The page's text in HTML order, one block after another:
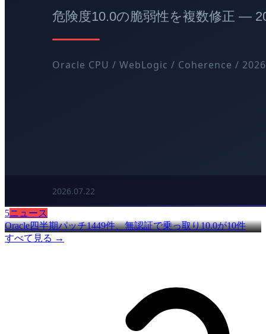
5ニュース
Oracle四半期パッチ1449件、無認証で乗っ取り10.0が10件
すべて見る →